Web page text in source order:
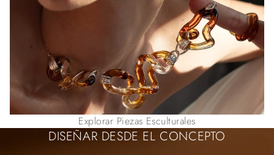
Explorar Piezas Esculturales
DISEÑAR DESDE EL CONCEPTO